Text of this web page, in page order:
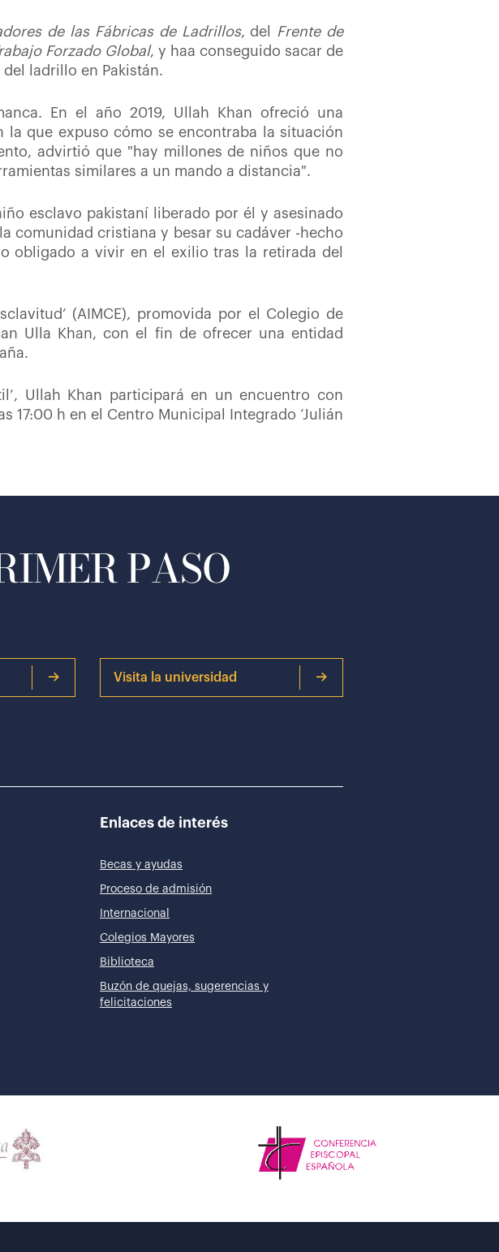
de las Fábricas de Ladrillos, del
Frente de
Forzado Global, y haa conseguido sacar de
ladrillo en Pakistán.
En el año 2019, Ullah Khan ofreció una
la que expuso cómo se encontraba la situación
advirtió que "hay millones de niños que no
similares a un mando a distancia".
esclavo pakistaní liberado por él y asesinado
comunidad cristiana y besar su cadáver -hecho
obligado a vivir en el exilio tras la retirada del
(AIMCE), promovida por el Colegio de
Ulla Khan, con el fin de ofrecer una entidad
Ullah Khan participará en un encuentro con
17:00 h en el Centro Municipal Integrado ‘Julián
PASO
Visita la universidad
Enlaces de interés
Becas y ayudas
Proceso de admisión
Internacional
Colegios Mayores
Biblioteca
Buzón de quejas, sugerencias y
felicitaciones